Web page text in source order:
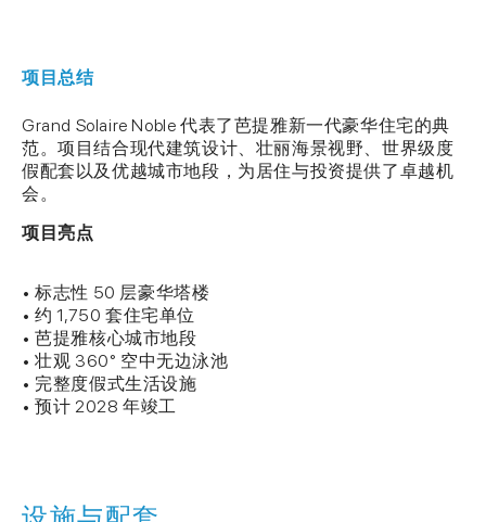
项目总结
Grand Solaire Noble 代表了芭提雅新一代豪华住宅的典
范。项目结合现代建筑设计、壮丽海景视野、世界级度
假配套以及优越城市地段，为居住与投资提供了卓越机
会。
项目亮点
• 标志性 50 层豪华塔楼
• 约 1,750 套住宅单位
• 芭提雅核心城市地段
• 壮观 360° 空中无边泳池
• 完整度假式生活设施
• 预计 2028 年竣工